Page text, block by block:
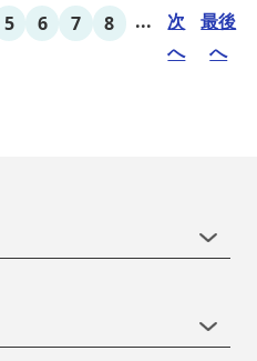
5 6 7 8 ...
次
へ
最後
へ